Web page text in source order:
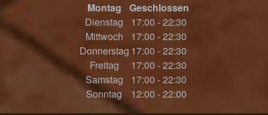
Montag
Geschlossen
Dienstag
17:00 - 22:30
Mittwoch
17:00 - 22:30
Donnerstag 17:00 - 22:30
Freitag
17:00 - 22:30
Samstag
17:00 - 22:30
Sonntag
12:00 - 22:00